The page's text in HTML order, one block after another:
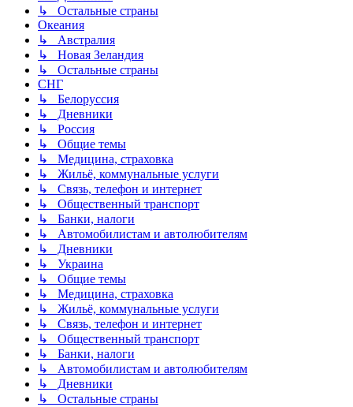
↳ Остальные страны
Океания
↳ Австралия
↳ Новая Зеландия
↳ Остальные страны
СНГ
↳ Белоруссия
↳ Дневники
↳ Россия
↳ Общие темы
↳ Медицина, страховка
↳ Жильё, коммунальные услуги
↳ Связь, телефон и интернет
↳ Общественный транспорт
↳ Банки, налоги
↳ Автомобилистам и автолюбителям
↳ Дневники
↳ Украина
↳ Общие темы
↳ Медицина, страховка
↳ Жильё, коммунальные услуги
↳ Связь, телефон и интернет
↳ Общественный транспорт
↳ Банки, налоги
↳ Автомобилистам и автолюбителям
↳ Дневники
↳ Остальные страны